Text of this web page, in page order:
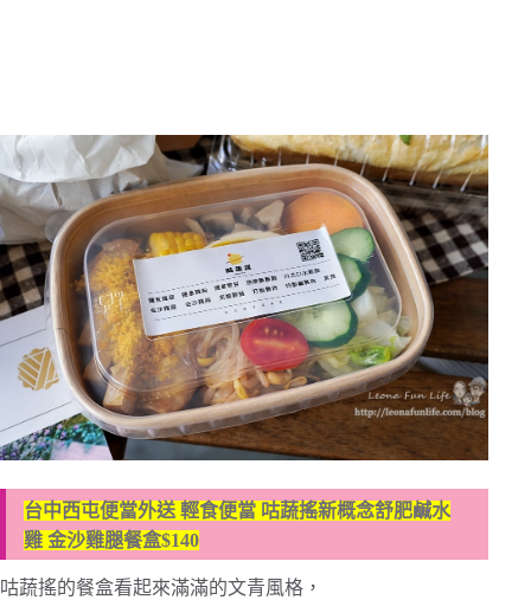
台中西屯便當外送 輕食便當 咕蔬搖新概念舒肥鹹水
雞 金沙雞腿餐盒$140
咕蔬搖的餐盒看起來滿滿的文青風格，